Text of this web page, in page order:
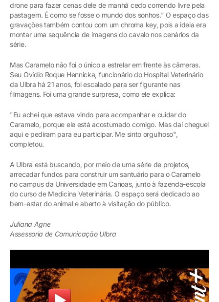
drone para fazer cenas dele de manhã cedo correndo livre pela
pastagem. É como se fosse o mundo dos sonhos." O espaço das
gravações também contou com um chroma key, pois a ideia era
montar uma sequência de imagens do cavalo nos cenários da
série.
Mas Caramelo não foi o único a estrelar em frente às câmeras.
Seu Ovídio Roque Hennicka, funcionário do Hospital Veterinário
da Ulbra há 21 anos, foi escalado para ser figurante nas
filmagens. Foi uma grande surpresa, como ele explica:
"Eu achei que estava vindo para acompanhar e cuidar do
Caramelo, porque ele está acostumado comigo. Mas daí cheguei
aqui e pediram para eu participar. Me sinto orgulhoso",
completou.
A Ulbra está buscando, por meio de uma série de projetos,
arrecadar fundos para construir um santuário para o Caramelo
no campus da Universidade em Canoas, junto à fazenda-escola
do curso de Medicina Veterinária. O espaço será dedicado ao
bem-estar do animal e aberto à visitação do público.
Juliana Agne
Assessoria de Comunicação Ulbra